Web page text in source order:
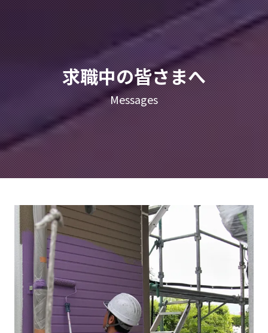
求職中の皆さまへ
Messages